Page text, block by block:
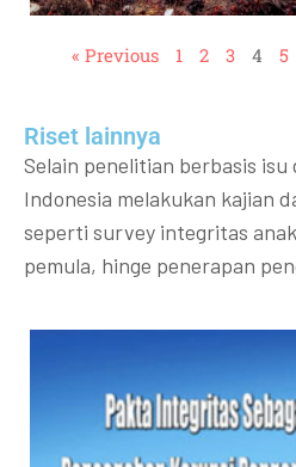
« Previous 1 2 3 4 5
Riset lainnya​​
Selain penelitian berbasis isu
Indonesia melakukan kajian
seperti survey integritas
pemula, hinge penerapan